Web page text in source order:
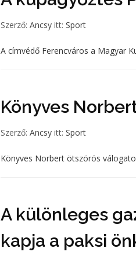
Szerző: Ancsy itt: Sport
A címvédő Ferencváros a Magyar
Könyves
Szerző: Ancsy itt: Sport
Könyves Norbert ötszörös
A különleges
kapja a paksi